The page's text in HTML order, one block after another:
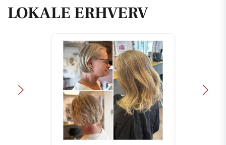
LOKALE ERHVERV